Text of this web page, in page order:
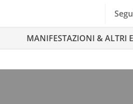
MANIFESTAZIONI & ALTRI